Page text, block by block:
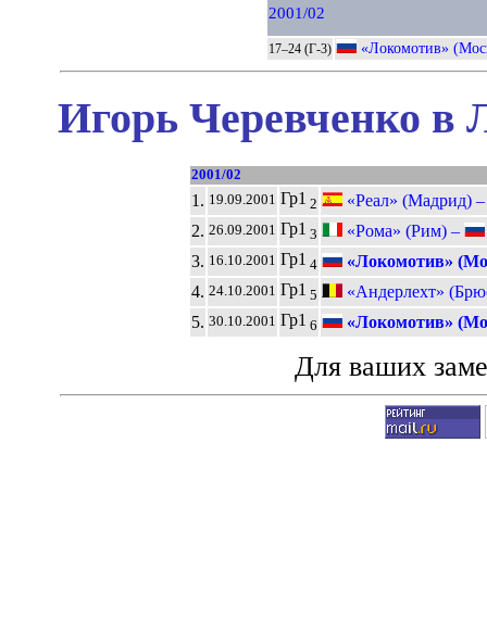
2001/02
17–24 (Г-3) «Локомотив»
Игорь Черевченко в
2001/02
1. 19.09.2001 Гр1 2
«Реал» (Мадрид)
2. 26.09.2001 Гр1 3 «Рома» (Рим) –
3. 16.10.2001 Гр1 4
«Локомотив»
4. 24.10.2001 Гр1 5
«Андерлехт»
5. 30.10.2001 Гр1 6 «Локомотив»
Для ваших